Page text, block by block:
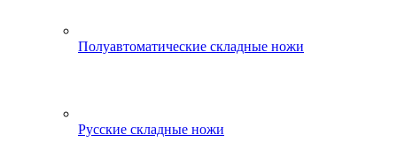
Полуавтоматические складные ножи
Русские складные ножи